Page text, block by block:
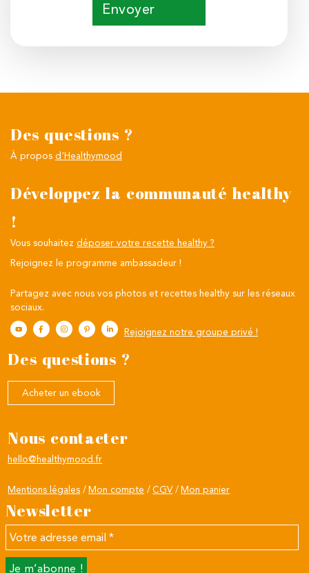
Envoyer
Des questions ?
À propos d'Healthymood
Développez la communauté healthy
!
Vous souhaitez déposer votre recette healthy ?
Rejoignez le programme ambassadeur !
Partagez avec nous vos photos et recettes healthy sur les réseaux
sociaux.
Rejoignez notre groupe privé !
Des questions ?
Acheter un ebook
Nous contacter
hello@healthymood.fr
Mentions légales Mon compte CGV Mon panier
Newsletter
Votre
email